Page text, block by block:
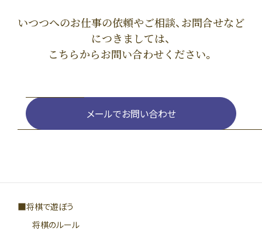
いつつへのお仕事の依頼やご相談、お問合せなど
につきましては、
こちらからお問い合わせください。
メールでお問い合わせ
将棋で遊ぼう
将棋のルール